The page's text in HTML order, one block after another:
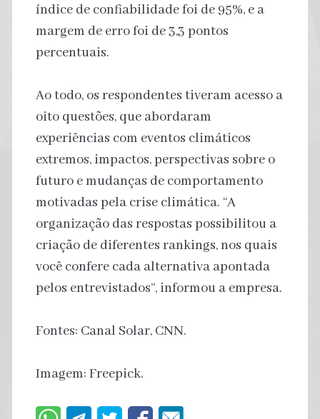
índice de confiabilidade foi de 95%, e a
margem de erro foi de 3,3 pontos
percentuais.
Ao todo, os respondentes tiveram acesso a
oito questões, que abordaram
experiências com eventos climáticos
extremos, impactos, perspectivas sobre o
futuro e mudanças de comportamento
motivadas pela crise climática. “A
organização das respostas possibilitou a
criação de diferentes rankings, nos quais
você confere cada alternativa apontada
pelos entrevistados”, informou a empresa.
Fontes: Canal Solar, CNN.
Imagem: Freepick.